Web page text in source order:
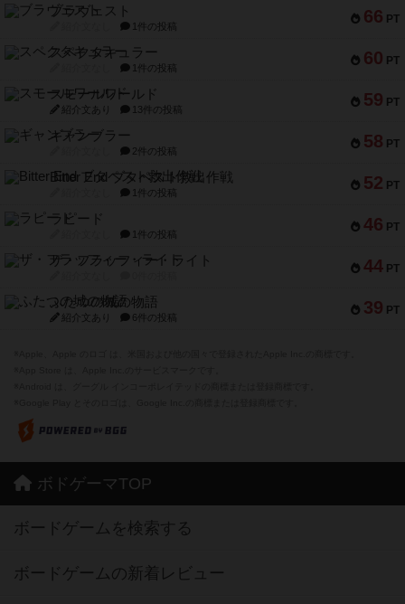
66 PT
ブラヴェスト
1件の投稿
60 PT
スペクタキュラー
1件の投稿
59 PT
スモールワールド
紹介文あり 13件の投稿
58 PT
ギャンブラー
2件の投稿
52 PT
Bitter End ブタペスト救出作戦
1件の投稿
46 PT
ラピード
1件の投稿
44 PT
ザ・フラッフィー・ライト
39 PT
ふたつの城の物語
紹介文あり 6件の投稿
ボドゲーマTOP
ボードゲームを検索する
ボードゲームの新着レビュー